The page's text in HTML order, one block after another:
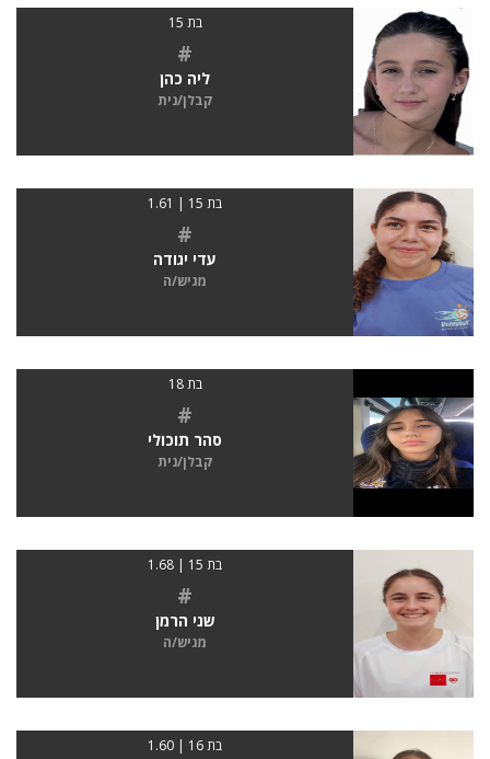
בת 15
#
ליה כהן
קבלן/נית
בת 15 | 1.61
#
עדי יגודה
מגיש/ה
בת 18
#
סהר תוכולי
קבלן/נית
בת 15 | 1.68
#
שני הרמן
מגיש/ה
בת 16 | 1.60